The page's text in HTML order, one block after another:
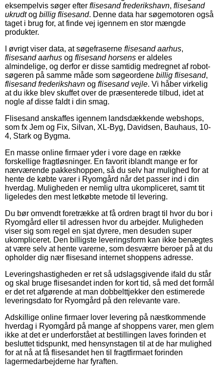
eksempelvis søger efter flisesand frederikshavn, flisesand
ukrudtog billig flisesand. Denne data har søgemotoren også
taget i brug for, at finde vej igennem en stor mængde
produkter.
I øvrigt viser data, at søgefraserne flisesand aarhus,
flisesand aarhus og flisesand horsens er aldeles
almindelige, og derfor er disse samtidig medregnet af robot-
søgeren på samme måde som søgeordene billig flisesand,
flisesand frederikshavn og flisesand vejle. Vi håber virkelig
at du ikke blev skuffet over de præsenterede tilbud, idet at
nogle af disse faldt i din smag.
Flisesand anskaffes igennem landsdækkende webshops,
som fx Jem og Fix, Silvan, XL-Byg, Davidsen, Bauhaus, 10-
4, Stark og Bygma.
En masse online firmaer yder i vore dage en række
forskellige fragtløsninger. En favorit iblandt mange er for
nærværende pakkeshoppen, så du selv har mulighed for at
hente de købte varer i Ryomgård når det passer ind i din
hverdag. Muligheden er nemlig ultra ukompliceret, samt tit
ligeledes den mest letkøbte metode til levering.
Du bør omvendt foretrække at få ordren bragt til hvor du bor i
Ryomgård eller til adressen hvor du arbejder. Muligheden
viser sig som regel en sjat dyrere, men desuden super
ukompliceret. Den billigste leveringsform kan ikke benægtes
at være selv at hente varerne, som desværre beroer på at du
opholder dig nær flisesand internet shoppens adresse.
Leveringshastigheden er ret så udslagsgivende ifald du står
og skal bruge flisesandet inden for kort tid, så med det formål
er det ret afgørende at man dobbelttjekker den estimerede
leveringsdato for Ryomgård på den relevante vare.
Adskillige online firmaer lover levering på næstkommende
hverdag i Ryomgård på mange af shoppens varer, men glem
ikke at det er underforstået at bestillingen laves forinden et
besluttet tidspunkt, med hensynstagen til at de har mulighed
for at nå at få flisesandet hen til fragtfirmaet forinden
lagermedarbejderne har fyraften.